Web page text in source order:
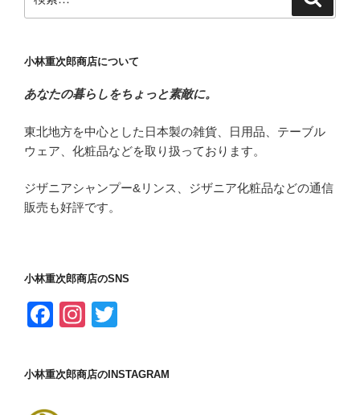
索:
小林重次郎商店について
あなたの暮らしをちょっと素敵に。
東北地方を中心とした日本製の雑貨、日用品、テーブル
ウェア、化粧品などを取り扱っております。
ジザニアシャンプー&リンス、ジザニア化粧品などの通信
販売も好評です。
小林重次郎商店のSNS
F
c
In
a
tt
小林重次郎商店のINSTAGRAM